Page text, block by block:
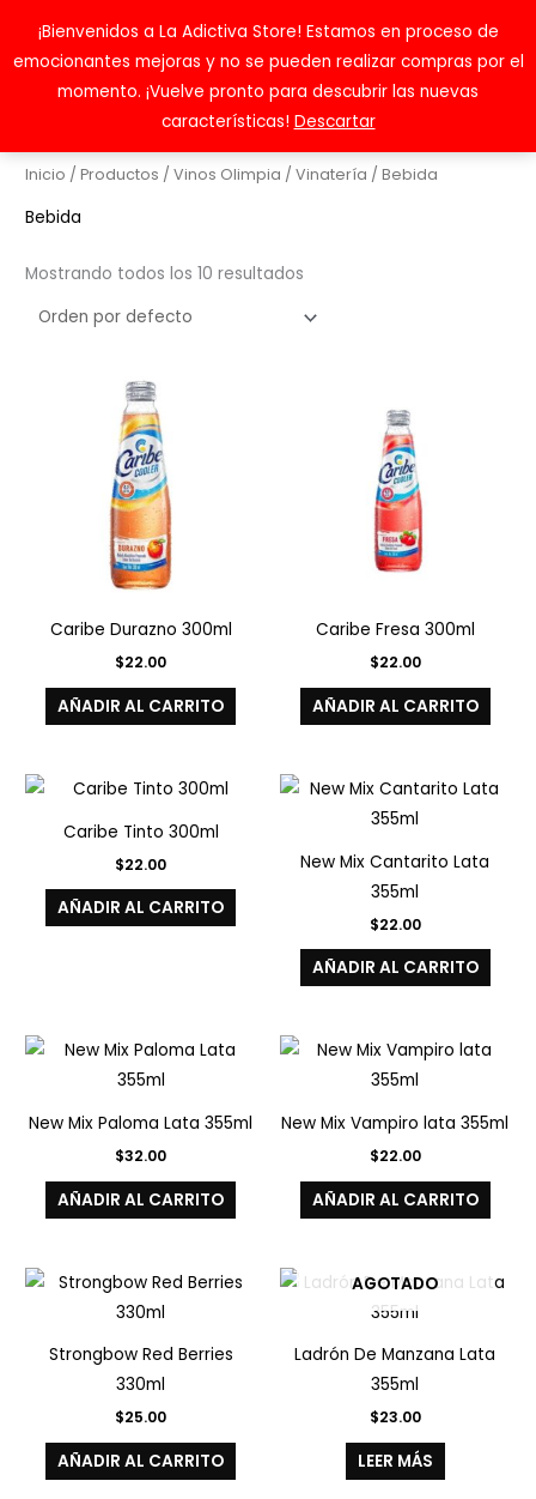
¡Bienvenidos a La Adictiva Store! Estamos en proceso de
emocionantes mejoras y no se pueden realizar compras por el
momento. ¡Vuelve pronto para descubrir las nuevas
características! Descartar
contenido
Buscar
Inicio /Productos /Vinos Olimpia /Vinatería / Bebida
Bebida
Mostrando todos los 10 resultados
Caribe Durazno 300ml
$22.00
AÑADIR AL CARRITO
Caribe Fresa 300ml
$22.00
AÑADIR AL CARRITO
Caribe Tinto 300ml
$22.00
AÑADIR AL CARRITO
New Mix Cantarito Lata
355ml
$22.00
AÑADIR AL CARRITO
New Mix Paloma Lata 355ml
$32.00
AÑADIR AL CARRITO
New Mix Vampiro lata 355ml
$22.00
AÑADIR AL CARRITO
Strongbow Red Berries
330ml
$25.00
AÑADIR AL CARRITO
AGOTADO
Ladrón De Manzana Lata
355ml
$23.00
LEER MÁS